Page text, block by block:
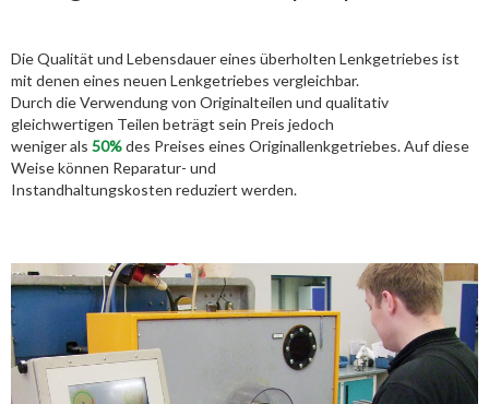
Die Qualität und Lebensdauer eines überholten Lenkgetriebes ist
mit denen eines neuen Lenkgetriebes vergleichbar.
Durch die Verwendung von Originalteilen und qualitativ
gleichwertigen Teilen beträgt sein Preis jedoch
weniger als 50%des Preises eines Originallenkgetriebes. Auf diese
Weise können Reparatur- und
Instandhaltungskosten reduziert werden.